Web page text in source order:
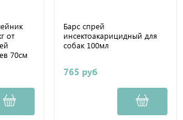
от
70см
Барс спрей
инсектоакарицидный для
собак 100мл
765 руб